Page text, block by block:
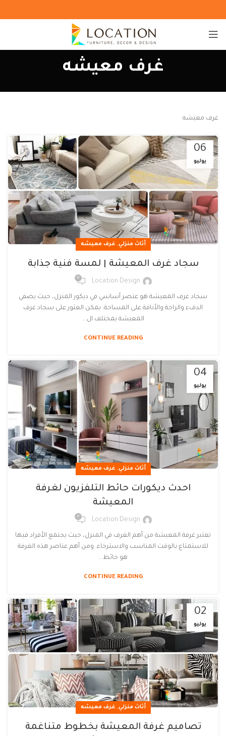
غرف معيشه
غرف معيشه
06
يوليو
أثاث منزلي, غرف معيشه
سجاد غرف المعيشة | لمسة فنية جذابة
Location Design
0
سجاد غرف المعيشة هو عنصر أساسي في ديكور المنزل، حيث يضفي
الدفء والراحة والأناقة على المساحة. يمكن العثور على سجاد غرف
المعيشة بمختلف ال...
CONTINUE READING
04
يوليو
أثاث منزلي, غرف معيشه
احدث ديكورات حائط التلفزيون لغرفة
المعيشة
Location Design
0
تعتبر غرفة المعيشة من أهم الغرف في المنزل، حيث يجتمع الأفراد فيها
للاستمتاع بالوقت المناسب والاسترخاء. ومن أهم عناصر هذه الغرفة
هو حائط...
CONTINUE READING
02
يوليو
أثاث منزلي, غرف معيشه
تصاميم غرفة المعيشة بخطوط متناغمة